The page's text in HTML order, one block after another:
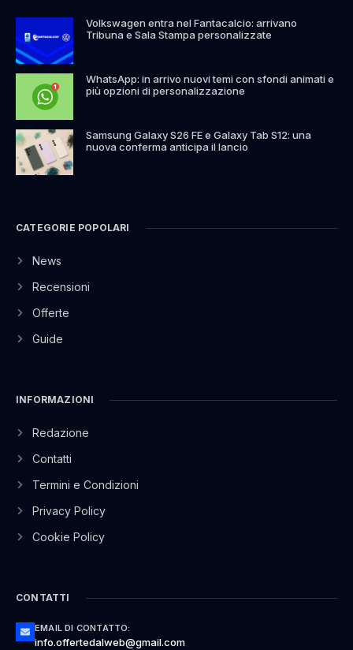
Volkswagen entra nel Fantacalcio: arrivano
Tribuna e Sala Stampa personalizzate
WhatsApp: in arrivo nuovi temi con sfondi animati e
più opzioni di personalizzazione
Samsung Galaxy S26 FE e Galaxy Tab S12: una
nuova conferma anticipa il lancio
CATEGORIE POPOLARI
News
Recensioni
Offerte
Guide
INFORMAZIONI
Redazione
Contatti
Termini e Condizioni
Privacy Policy
Cookie Policy
CONTATTI
EMAIL DI CONTATTO:
info.offertedalweb@gmail.com